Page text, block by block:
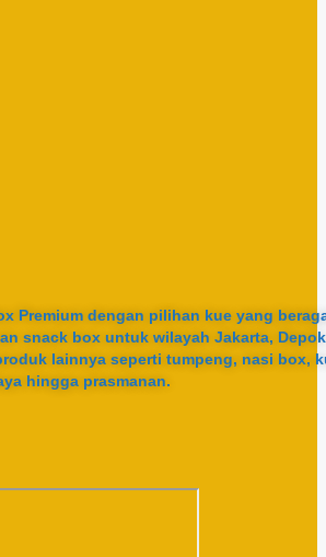
Premium dengan pilihan kue yang
snack box untuk wilayah Jakarta,
lainnya seperti tumpeng, nasi box,
hingga prasmanan.